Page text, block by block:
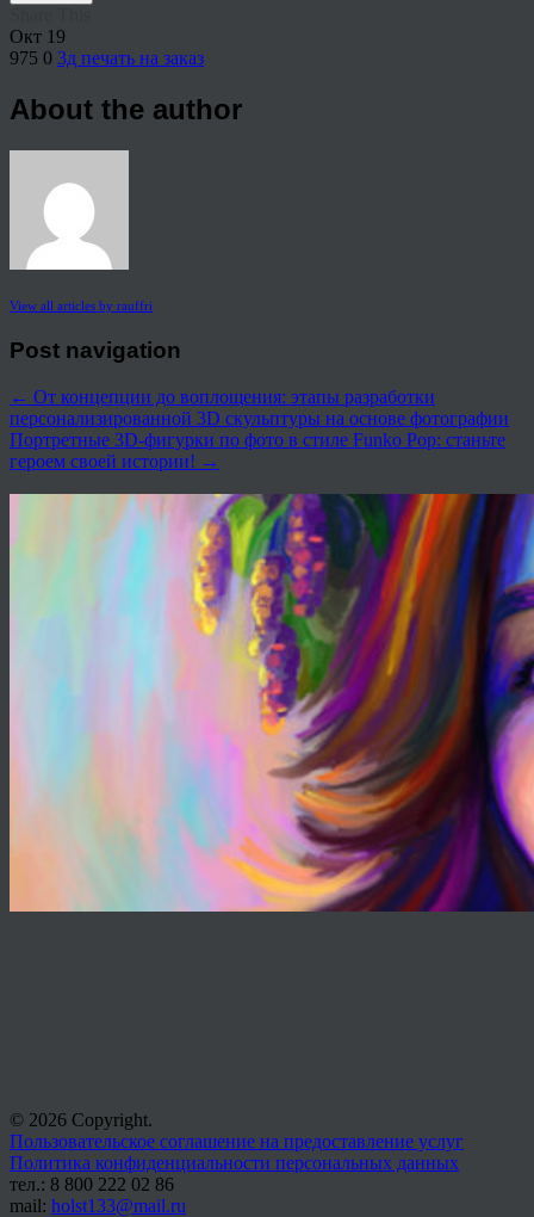
Окт 19
975 0 3д печать на заказ
About the author
View all articles by rauffri
Post navigation
← От концепции до воплощения: этапы разработки
персонализированной 3D скульптуры на основе фотографии
Портретные 3D-фигурки по фото в стиле Funko Pop: станьте
героем своей истории! →
© 2026 Copyright.
Пользовательское соглашение на предоставление услуг
Политика конфиденциальности персональных данных
тел.: 8 800 222 02 86
mail: holst133@mail.ru